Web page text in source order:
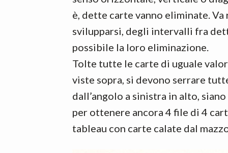
è, dette carte vanno eliminate.
svilupparsi, degli intervalli fra
possibile la loro eliminazione.
Tolte tutte le carte di uguale
viste sopra, si devono serrare
dall’angolo a sinistra in alto,
per ottenere ancora 4 file di 4
tableau con carte calate dal